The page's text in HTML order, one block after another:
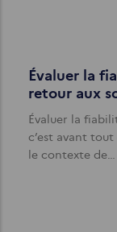
Évaluer la
retour aux
Évaluer la
c’est avant
le contexte de…